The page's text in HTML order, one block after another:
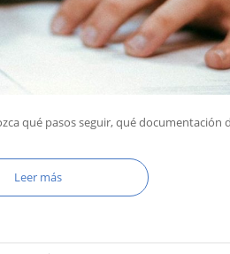
qué pasos seguir, qué documentación
Leer más